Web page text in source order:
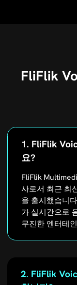
FliFlik
1. FliFlik
요?
FliFlik
사로서 최근 최
을 출시했습니
가 실시간으로
무진한 엔터테
2. FliFlik